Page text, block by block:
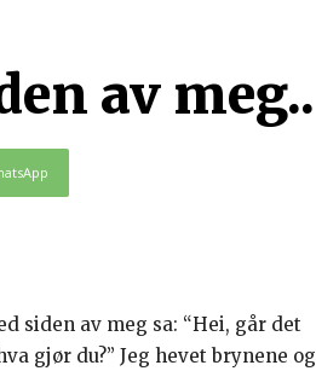
av meg..
siden av meg sa: “Hei, går det
gjør du?” Jeg hevet brynene og